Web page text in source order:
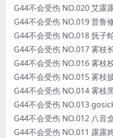
G44不会受伤 NO.020 艾露
G44不会受伤 NO.019 普鲁
G44不会受伤 NO.018 抚子
G44不会受伤 NO.017 雾枝
G44不会受伤 NO.016 雾枝
G44不会受伤 NO.015 雾枝
G44不会受伤 NO.014 雾枝
G44不会受伤 NO.013
G44不会受伤 NO.012 八音
G44不会受伤 NO.011 露露